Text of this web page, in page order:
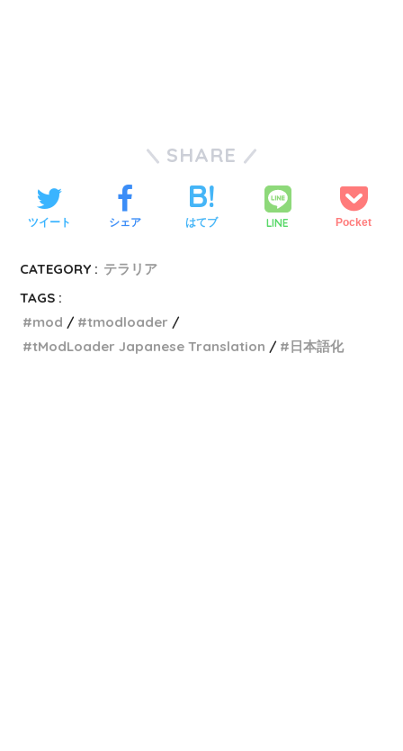
SHARE
ツイート シェア はてブ LINE Pocket
CATEGORY : テラリア
TAGS :
mod
tmodloader
tModLoader Japanese Translation
日本語化